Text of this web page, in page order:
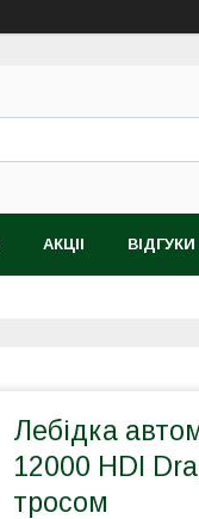
АКЦІІ ВІДГУКИ
Лебідка
12000 HDI
тросом